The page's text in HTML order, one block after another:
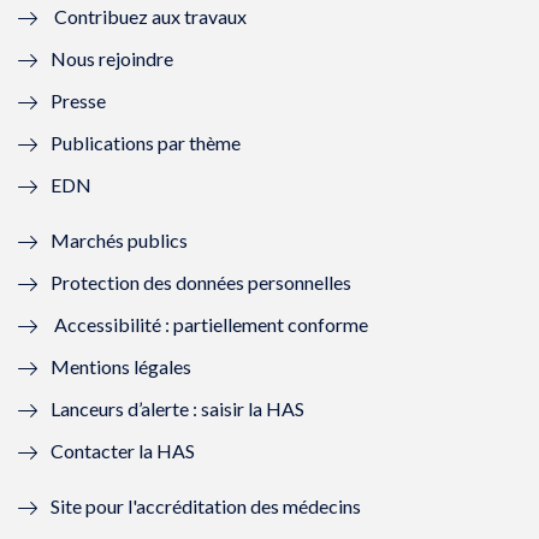
l
l
f
n
ê
t
r
e
)
e
e
n
ê
r
)
ê
t
e
ê
)
Contribuez aux travaux
Nous rejoindre
Presse
Publications par thème
EDN
Marchés publics
Protection des données personnelles
Accessibilité : partiellement conforme
Mentions légales
Lanceurs d’alerte : saisir la HAS
Contacter la HAS
Site pour l'accréditation des médecins